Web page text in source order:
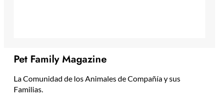
Pet Family Magazine
La Comunidad de los Animales de Compañía y sus
Familias.